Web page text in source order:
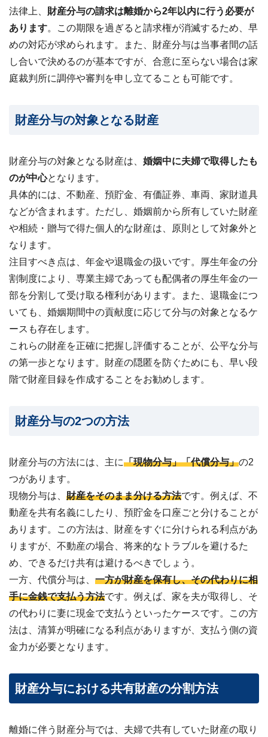
持
※
し
つ
こ
業
ま
せ
※
24
間
メ
ー
ル
受
翌
営
ま
で
に
ご
✉
無料
お問
い合
わせ
ルフ
ォー
ムは
こち
ら ›
📞
お電
の無
料査
定
0120-
408 ／
18:00
資料
ダウ
ンロ
ード
料）
サー
法律上、 財産分与の請求は離婚から2年以内に行う必要が
あります。この期限を過ぎると請求権が消滅するため、早
めの対応が求められます。また、財産分与は当事者間の話
し合いで決めるのが基本ですが、合意に至らない場合は家
庭裁判所に調停や審判を申し立てることも可能です。
財産分与の対象となる財産
財産分与の対象となる財産は、 婚姻中に夫婦で取得したも
のが中心となります。
具体的には、不動産、預貯金、有価証券、車両、家財道具
などが含まれます。ただし、婚姻前から所有していた財産
や相続・贈与で得た個人的な財産は、原則として対象外と
なります。
注目すべき点は、年金や退職金の扱いです。厚生年金の分
割制度により、 専業主婦であっても配偶者の厚生年金の一
部を分割して受け取る権利があります。また、退職金につ
いても、婚姻期間中の貢献度に応じて分与の対象となるケ
ースも存在します。
これらの財産を正確に把握し評価することが、公平な分与
の第一歩となります。財産の隠匿を防ぐためにも、早い段
階で財産目録を作成することをお勧めします。
財産分与の2つの方法
財産分与の方法には、主に「現物分与」「代償分与」の2
つがあります。
現物分与は、 財産をそのまま分ける方法です。例えば、不
動産を共有名義にしたり、預貯金を口座ごと分けることが
あります。この方法は、財産をすぐに分けられる利点があ
りますが、不動産の場合、将来的なトラブルを避けるた
め、できるだけ共有は避けるべきでしょう。
一方、代償分与は、 一方が財産を保有し、その代わりに相
手に金銭で支払う方法です。例えば、家を夫が取得し、そ
の代わりに妻に現金で支払うといったケースです。この方
法は、清算が明確になる利点がありますが、支払う側の資
金力が必要となります。
財産分与における共有財産の分割方法
離婚に伴う財産分与では、夫婦で共有していた財産の取り